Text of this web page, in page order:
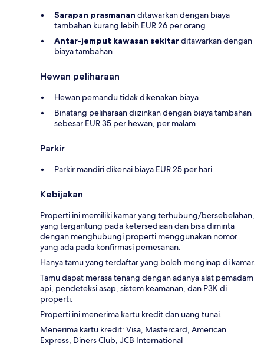
Sarapan prasmanan ditawarkan dengan biaya
tambahan kurang lebih EUR 26 per orang
Antar-jemput kawasan sekitarditawarkan dengan
biaya tambahan
Hewan peliharaan
Hewan pemandu tidak dikenakan biaya
Binatang peliharaan diizinkan dengan biaya tambahan
sebesar EUR 35 per hewan, per malam
Parkir
Parkir mandiri dikenai biaya EUR 25 per hari
Kebijakan
Properti ini memiliki kamar yang terhubung/bersebelahan,
yang tergantung pada ketersediaan dan bisa diminta
dengan menghubungi properti menggunakan nomor
yang ada pada konfirmasi pemesanan.
Hanya tamu yang terdaftar yang boleh menginap di kamar.
Tamu dapat merasa tenang dengan adanya alat pemadam
api, pendeteksi asap, sistem keamanan, dan P3K di
properti.
Properti ini menerima kartu kredit dan uang tunai.
Menerima kartu kredit: Visa, Mastercard, American
Express, Diners Club, JCB International